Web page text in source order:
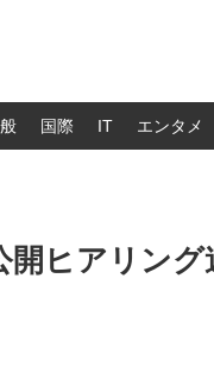
国際 IT エンタメ
開ヒアリング